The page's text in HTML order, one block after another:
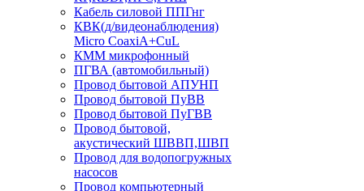
Кабель силовой ППГнг
КВК(д/видеонаблюдения)
Micro CoaxiA+CuL
КММ микрофонный
ПГВА (автомобильный)
Провод бытовой АПУНП
Провод бытовой ПуВВ
Провод бытовой ПуГВВ
Провод бытовой,
акустический ШВВП,ШВП
Провод для водопогружных
насосов
Провод компьютерный